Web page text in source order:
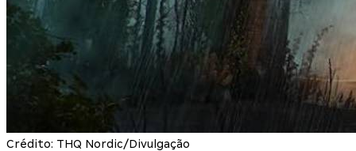
Crédito: THQ Nordic/Divulgação